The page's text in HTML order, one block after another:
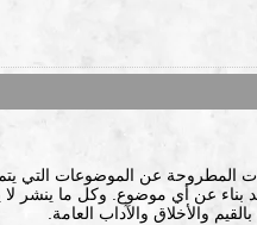
المطروحة عن الموضوعات التي
عن أي موضوع. وكل ما ينشر
والأخلاق والآداب العامة.